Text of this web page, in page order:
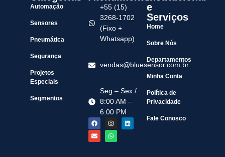
Automação
Sensores
Pneumática
Segurança
Projetos
Especiais
Segmentos
+55 (15)
3268-1702
(Fixo +
Whatsapp)
vendas@bluesensor.com.br
Seg – Sex /
8:00 AM –
6:00 PM
e
Serviços
Home
Sobre Nós
Departamentos
Minha Conta
Política de
Privacidade
Fale Conosco